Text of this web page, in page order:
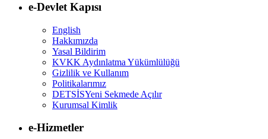
e-Devlet Kapısı
English
Hakkımızda
Yasal Bildirim
KVKK Aydınlatma Yükümlülüğü
Gizlilik ve Kullanım
Politikalarımız
DETSİSYeni Sekmede Açılır
Kurumsal Kimlik
e-Hizmetler